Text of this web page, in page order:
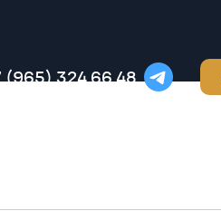
(965) 324 66 48